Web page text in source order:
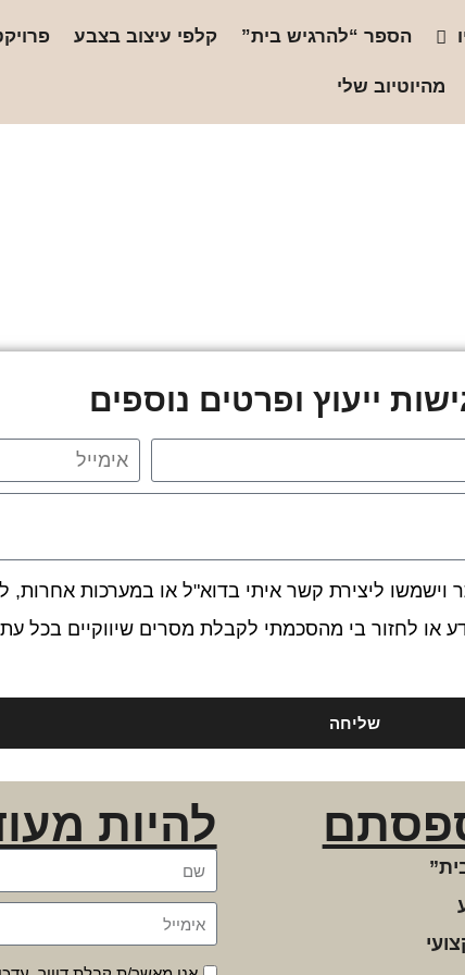
הספר “להרגיש בית” קלפי עיצוב בצבע
מהיוטיוב שלי
ייעוץ ופרטים נוספים
ליצירת קשר איתי בדוא"ל או במערכות אחרות,
או לחזור בי מהסכמתי לקבלת מסרים שיווקיים בכל
שליחה
להיות